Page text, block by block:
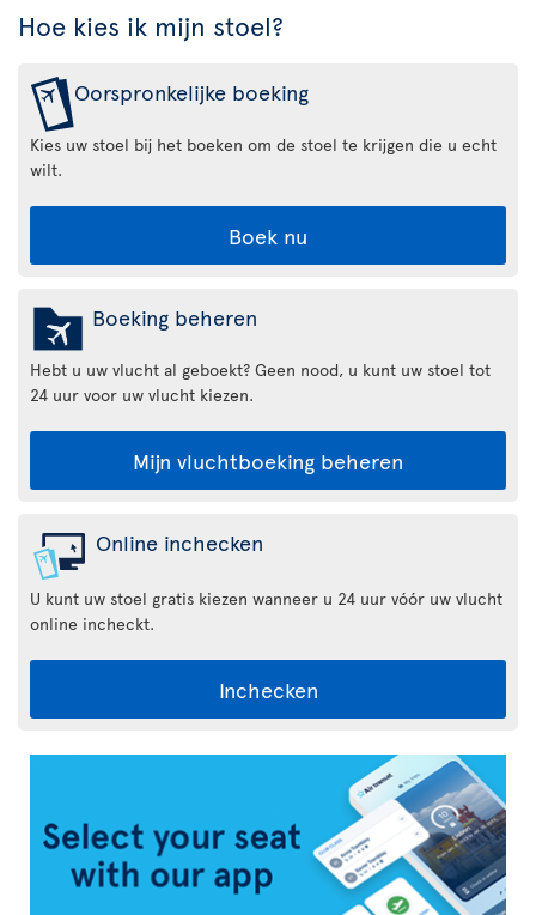
Hoe kies ik mijn stoel?
Oorspronkelijke boeking
Kies uw stoel bij het boeken om de stoel te krijgen die u echt
wilt.
Boek nu
Boeking beheren
Hebt u uw vlucht al geboekt? Geen nood, u kunt uw stoel tot
24 uur voor uw vlucht kiezen.
Mijn vluchtboeking beheren
Online inchecken
U kunt uw stoel gratis kiezen wanneer u 24 uur vóór uw vlucht
online incheckt.
Inchecken
App